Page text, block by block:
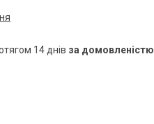
14 днів за домовленістю